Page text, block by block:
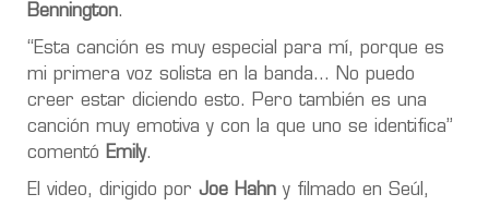
Bennington.
“Esta canción es muy especial para mí, porque es
mi primera voz solista en la banda… No puedo
creer estar diciendo esto. Pero también es una
canción muy emotiva y con la que uno se identifica”
comentó Emily.
El video, dirigido por Joe Hahn y filmado en Seúl,